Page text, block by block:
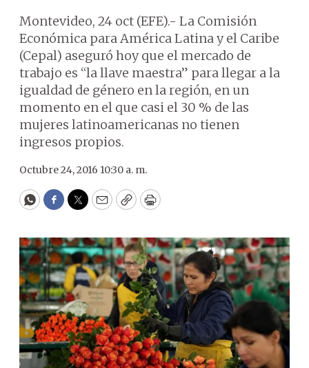
Montevideo, 24 oct (EFE).- La Comisión
Económica para América Latina y el Caribe
(Cepal) aseguró hoy que el mercado de
trabajo es “la llave maestra” para llegar a la
igualdad de género en la región, en un
momento en el que casi el 30 % de las
mujeres latinoamericanas no tienen
ingresos propios.
Octubre 24, 2016 10:30 a. m.
WhatsApp
Facebook
Twitter
EmailCopyPrint